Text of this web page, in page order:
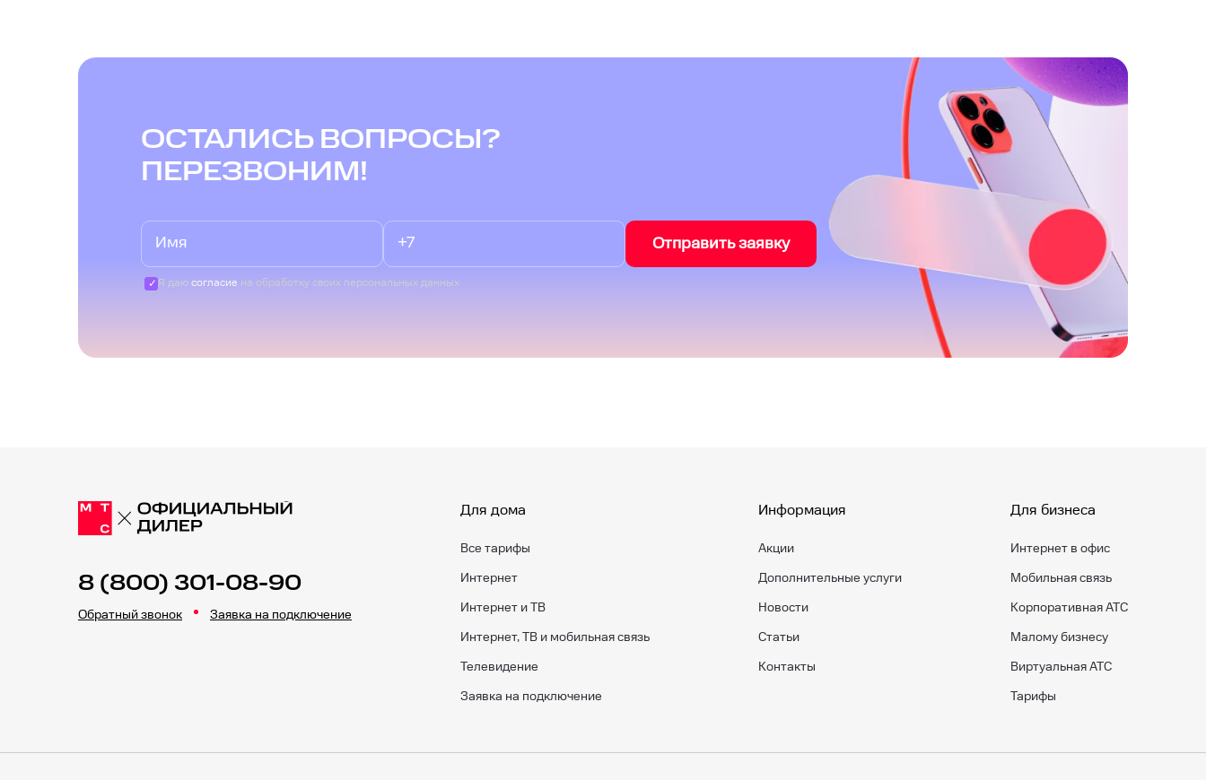
ОСТАЛИСЬ ВОПРОСЫ?
ПЕРЕЗВОНИМ!
Отправить заявку
Я даю согласие на обработку своих персональных данных
8 (800) 301-08-90
Обратный звонок Заявка на подключение
Для дома
Все тарифы
Интернет
Интернет и ТВ
Интернет, ТВ и мобильная связь
Телевидение
Заявка на подключение
Информация
Акции
Дополнительные услуги
Новости
Статьи
Контакты
Для бизнеса
Интернет в офис
Мобильная связь
Корпоративная АТС
Малому бизнесу
Виртуальная АТС
Тарифы